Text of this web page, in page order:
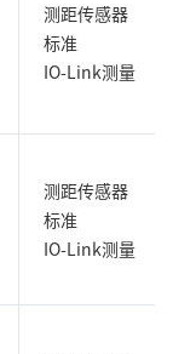
测距传感器
标准
IO-Link测量
测距传感器
标准
IO-Link测量